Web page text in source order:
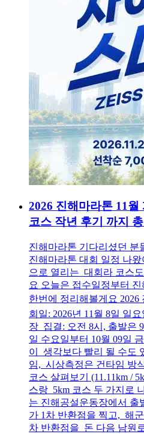
2026 진해마라톤 11
코스 작년 후기 까지 총
진해마라톤 기다리셨던 분
진해마라톤 대회 일정 나
으로 열리는 대회라 코스
요 오늘은 접수일정부터
한번에 정리해볼게요
회일: 2026년 11월 8일 일
장 집결: 오전 8시, 출발은
일 수요일부터 10월 09일
이 생각보다 빨리 될 수도
임, 시상측정은 건타임 방
코스 살펴보기 (11.11km /
스랑 5km 코스 두 가지로
는 진해공설운동장에서 출
가 1차 반환점을 찍고, 해
차 반환점을 돈 다음 남원